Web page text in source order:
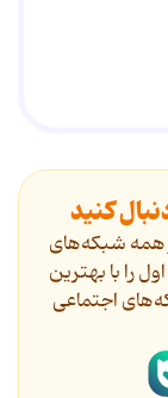
کنید
همه شبکه‌های
را با بهترین
اجتماعی